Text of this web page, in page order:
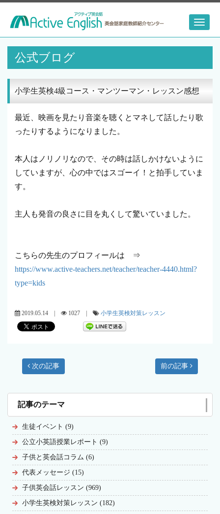
Toggle
公式ブログ
小学生英検4級コース・マンツーマン・レッスン感想
最近、映画を見たり音楽を聴くとマネして話したり歌
ったりするようになりました。
本人はノリノリなので、その時は話しかけないように
していますが、心の中ではスゴーイ！と拍手していま
す。
主人も発音の良さに目を丸くして驚いていました。
こちらの先生のプロフィールは ⇒
https://www.active-teachers.net/teacher/teacher-4440.html?
type=kids
2019.05.14 | 1027 | 小学生英検対策レッスン
次の記事 前の記事
記事のテーマ
生徒イベント (9)
公立小英語授業レポート (9)
子供と英会話コラム (6)
代表メッセージ (15)
子供英会話レッスン (969)
小学生英検対策レッスン (182)